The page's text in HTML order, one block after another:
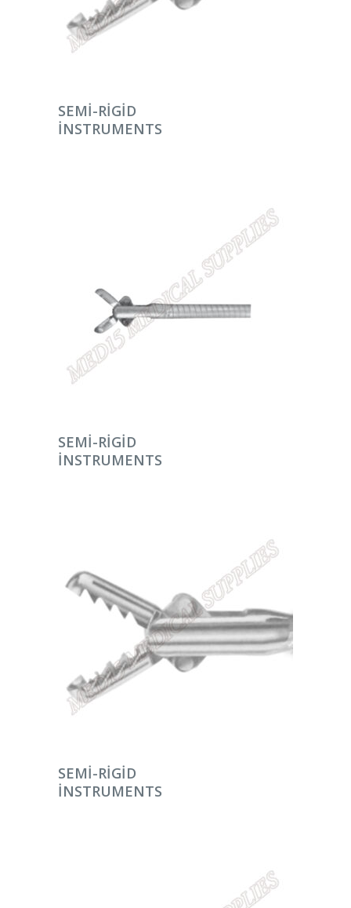
DEVAMINI OKU
SEMI-RIGID
INSTRUMENTS
DEVAMINI OKU
SEMI-RIGID
INSTRUMENTS
DEVAMINI OKU
SEMI-RIGID
INSTRUMENTS